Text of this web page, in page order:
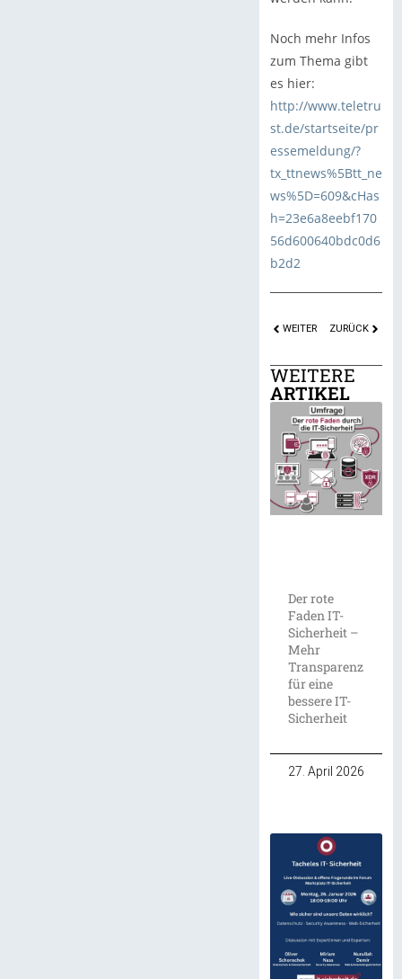
Noch mehr Infos
zum Thema gibt
es hier:
http://www.teletru
st.de/startseite/pr
essemeldung/?
tx_ttnews%5Btt_ne
ws%5D=609&cHas
h=23e6a8eebf170
56d600640bdc0d6
b2d2
WEITER ZURÜCK
WEITERE
ARTIKEL
Der rote
Faden IT-
Sicherheit –
Mehr
Transparenz
für eine
bessere IT-
Sicherheit
27. April 2026